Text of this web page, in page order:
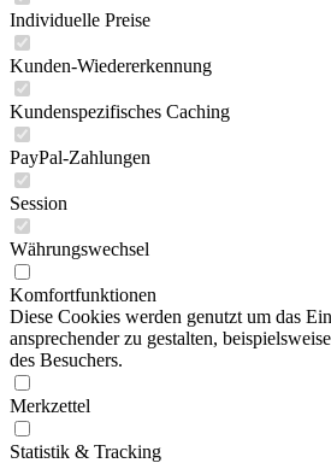
Individuelle Preise
Kunden-Wiedererkennung
Kundenspezifisches Caching
PayPal-Zahlungen
Session
Währungswechsel
Komfortfunktionen
Diese Cookies werden genutzt um das
ansprechender zu gestalten,
des Besuchers.
Merkzettel
Statistik & Tracking